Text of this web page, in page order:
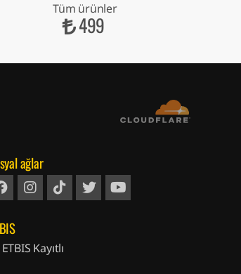
Tüm ürünler
499
ağlar
Kayıtlı